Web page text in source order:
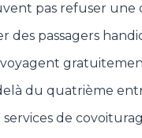
pas refuser une
des passagers
du quatrième
de